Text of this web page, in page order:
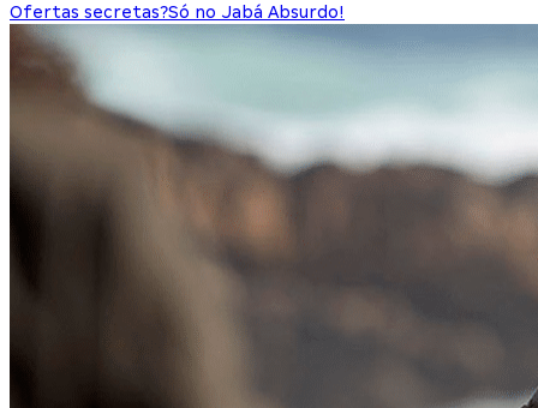
Ofertas secretas?Só no Jabá Absurdo!